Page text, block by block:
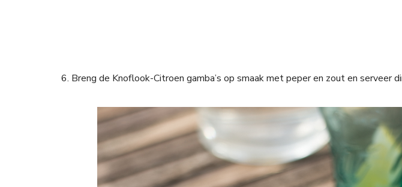
6. Breng de Knoflook-Citroen gamba’s op smaak met peper en zout en serveer